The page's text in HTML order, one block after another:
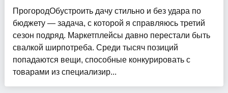
ПрогородОбустроить дачу стильно и без удара по
бюджету — задача, с которой я справляюсь третий
сезон подряд. Маркетплейсы давно перестали быть
свалкой ширпотреба. Среди тысяч позиций
попадаются вещи, способные конкурировать с
товарами из специализир...